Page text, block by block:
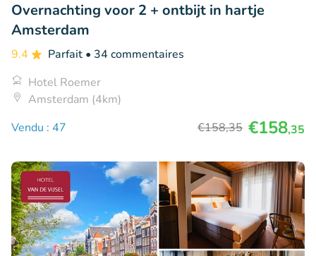
Overnachting voor 2 + ontbijt in hartje
Amsterdam
9.4 Parfait • 34 commentaires
Hotel Roemer
Amsterdam (4km)
Vendu : 47
€158,35 €158,35